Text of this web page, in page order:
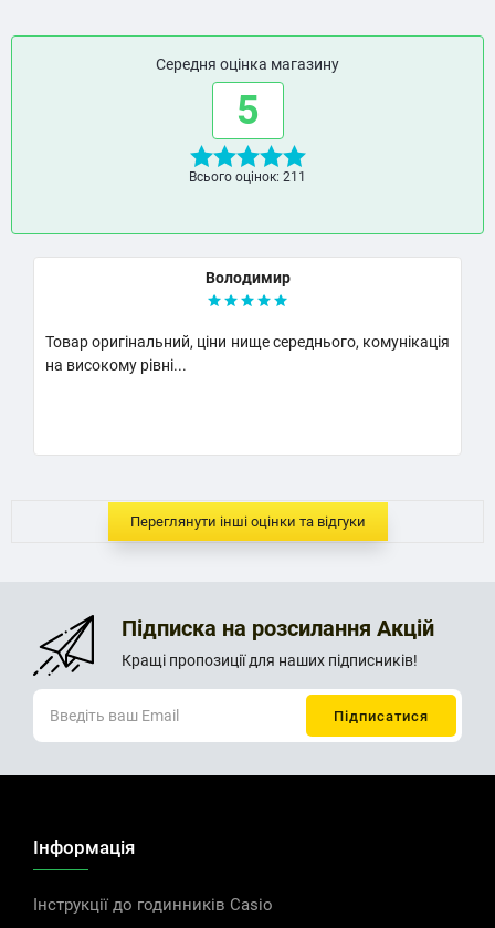
Середня оцінка магазину
5
Всього оцінок: 211
Володимир
Товар оригінальний, ціни нище середнього, комунікація
на високому рівні...
Переглянути інші оцінки та відгуки
Підписка на розсилання Акцій
Кращі пропозиції для наших підписників!
Інформація
Інструкції до годинників Casio